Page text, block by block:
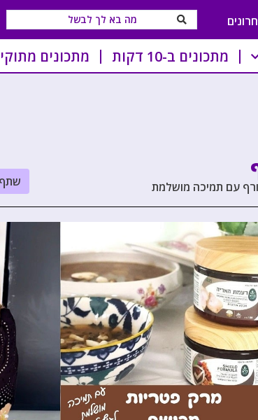
מתכונים ב-10 דקות מתכונים
עם תמיכה מושלמת שתף